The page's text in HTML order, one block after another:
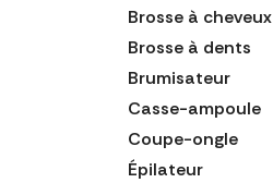
Brosse à cheveux
Brosse à dents
Brumisateur
Casse-ampoule
Coupe-ongle
Épilateur